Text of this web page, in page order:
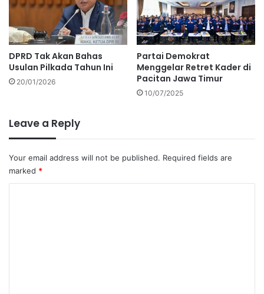
DPRD Tak Akan Bahas
Usulan Pilkada Tahun Ini
20/01/2026
Partai Demokrat
Menggelar Retret Kader di
Pacitan Jawa Timur
10/07/2025
Leave a Reply
Your email address will not be published. Required fields are
marked *